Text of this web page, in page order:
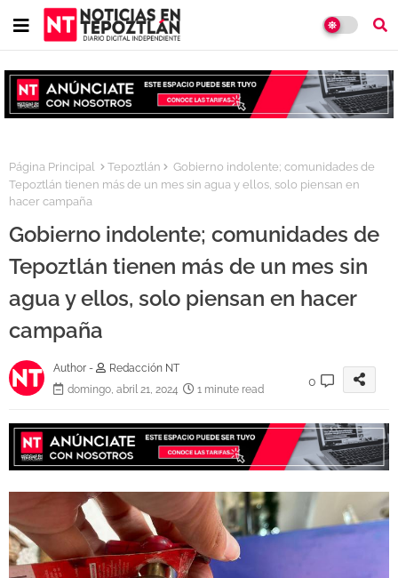
Página Principal Tepoztlán
Gobierno indolente; comunidades de
Tepoztlán tienen más de un mes sin agua y ellos, solo piensan en
hacer campaña
Gobierno indolente; comunidades de
Tepoztlán tienen más de un mes sin
agua y ellos, solo piensan en hacer
campaña
Author -
Redacción NT
domingo, abril 21, 2024
1 minute read
0